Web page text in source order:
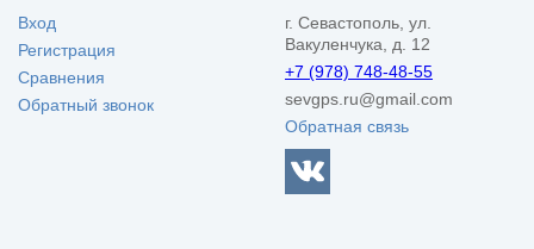
Вход
Регистрация
Сравнения
Обратный звонок
г. Севастополь, ул.
Вакуленчука, д. 12
+7 (978) 748-48-55
sevgps.ru@gmail.com
Обратная связь